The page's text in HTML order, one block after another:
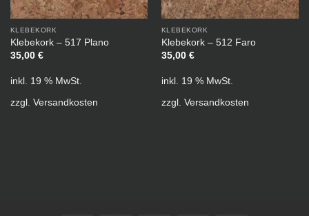
KLEBEKORK
Klebekork – 517 Plano
35,00 €
inkl. 19 % MwSt.
zzgl. Versandkosten
KLEBEKORK
Klebekork – 512 Faro
35,00 €
inkl. 19 % MwSt.
zzgl. Versandkosten